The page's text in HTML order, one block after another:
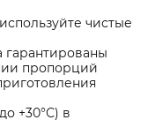
чистые
гарантированы
пропорций
+30°С) в